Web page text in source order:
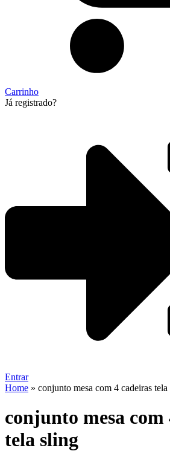
Carrinho
Já registrado?
Entrar
Home » conjunto mesa com 4 cadeiras
conjunto mesa com
tela sling